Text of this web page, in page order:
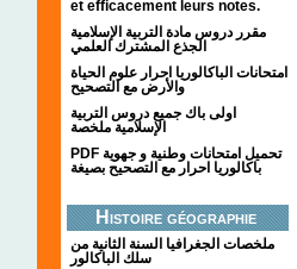
et efficacement leurs notes.
مقرر دروس مادة التربية الإسلامية
الجذع المشترك العلمي
امتحانات الباكالوريا احرار علوم الحياة
والأرض مع التصحيح
اولى باك جميع دروس التربية
الإسلامية ملخصة
PDF تحميل امتحانات وطنية و جهوية
باكالوريا احرار مع التصحيح بصيغة
Histoire géographie
ملخصات الجغرافيا السنة الثانية من
سلك الباكالور